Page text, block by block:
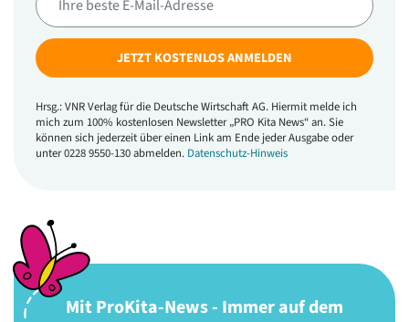
Mit ProKita-News - Immer auf dem
JETZT KOSTENLOS ANMELDEN
Hrsg.: VNR Verlag für die Deutsche Wirtschaft AG. Hiermit melde ich
mich zum 100% kostenlosen Newsletter „PRO Kita News“ an. Sie
können sich jederzeit über einen Link am Ende jeder Ausgabe oder
unter 0228 9550-130 abmelden. Datenschutz-Hinweis